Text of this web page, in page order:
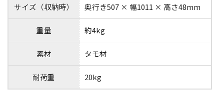
サイズ（収納時） 奥行き507 × 幅1011 × 高さ48mm
重量 約4kg
素材 タモ材
耐荷重 20kg